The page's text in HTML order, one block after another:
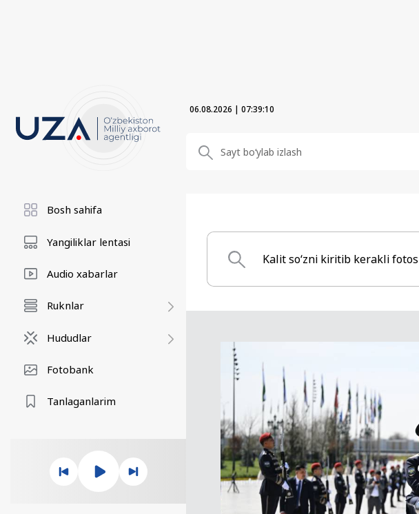
06.08.2026 | 07:39:11
Bosh sahifa
Yangiliklar lentasi
Audio xabarlar
Ruknlar
Hududlar
Fotobank
Tanlaganlarim